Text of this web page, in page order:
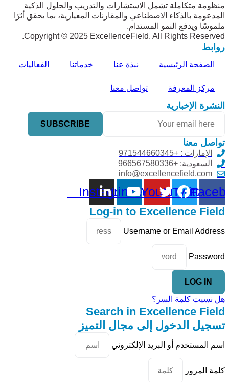
منظومة متكاملة تشمل الاستشارات والتدريب والحلول الذكية
المدعومة بالذكاء الاصطناعي والمقارنات المعيارية، بما يحقق أثرًا
ملموسًا ويدفع النمو المستدام.
Copyright © 2025 ExcellenceField. All Rights Reserved.
روابط
الصفحة الرئيسية نبذة عنا خدماتنا الفعاليات
مركز المعرفة تواصل معنا
النشرة الإخبارية
تواصل معنا
الإمارات : +971544660345
السعودية: +966567580336
info@excellencefield.com
Twitter
Youtube
Linkedin
Instagram
Log-in to Excellence Field
Username or Email Address
Password
LOG IN
هل نسيت كلمة السر؟
Search in Excellence Field
تسجيل الدخول إلى مجال التميز
اسم المستخدم أو البريد الإلكتروني
كلمة المرور